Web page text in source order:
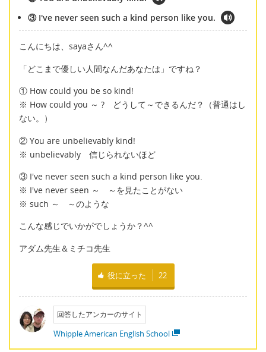
③ I've never seen such a kind person like you.
こんにちは、sayaさん^^
「どこまで優しい人間なんだあなたは」ですね？
① How could you be so kind!
※ How could you ～ ? どうして～できるんだ？（普通はし
ない。）
② You are unbelievably kind!
※ unbelievably 信じられないほど
③ I've never seen such a kind person like you.
※ I've never seen ～ ～を見たことがない
※ such ～ ～のような
こんな感じでいかがでしょうか？^^
アダム先生＆ミチコ先生
役に立った 22
回答したアンカーのサイト
Whipple American English School